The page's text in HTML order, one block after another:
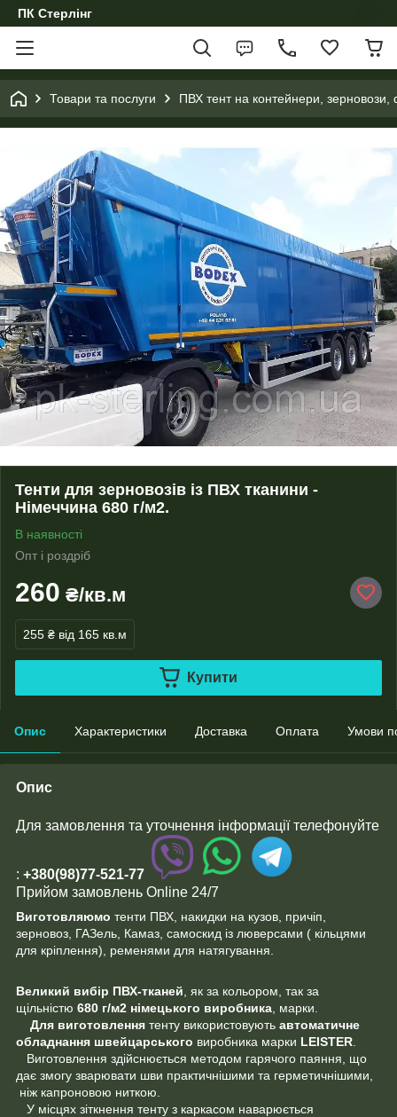
ПК Стерлінг
Товари та послуги ПВХ тент на контейнери, зерновози,
Тенти для зерновозів із ПВХ тканини -
Німеччина 680 г/м2.
В наявності
Опт і роздріб
260 ₴/кв.м
255 ₴ від 165 кв.м
Купити
Опис Характеристики Доставка Оплата Умови
Опис
Для замовлення та уточнення інформації телефонуйте
: +380(98)77-521-77
Прийом замовлень Online 24/7
Виготовляюмо тенти ПВХ, накидки на кузов, причіп,
зерновоз, ГАЗель, Камаз, самоскид із люверсами ( кільцями
для кріплення), ременями для натягування.
Великий вибір ПВХ-тканей , як за кольором, так за
щільністю 680 г/м2 німецького виробника , марки.
Для виготовлення тенту використовують автоматичне
обладнання швейцарського виробника марки LEISTER
Виготовлення здійснюється методом гарячого паяння, що
дає змогу зварювати шви практичнішими та герметичнішими,
ніж капроновою ниткою.
У місцях зіткнення тенту з каркасом наварюється